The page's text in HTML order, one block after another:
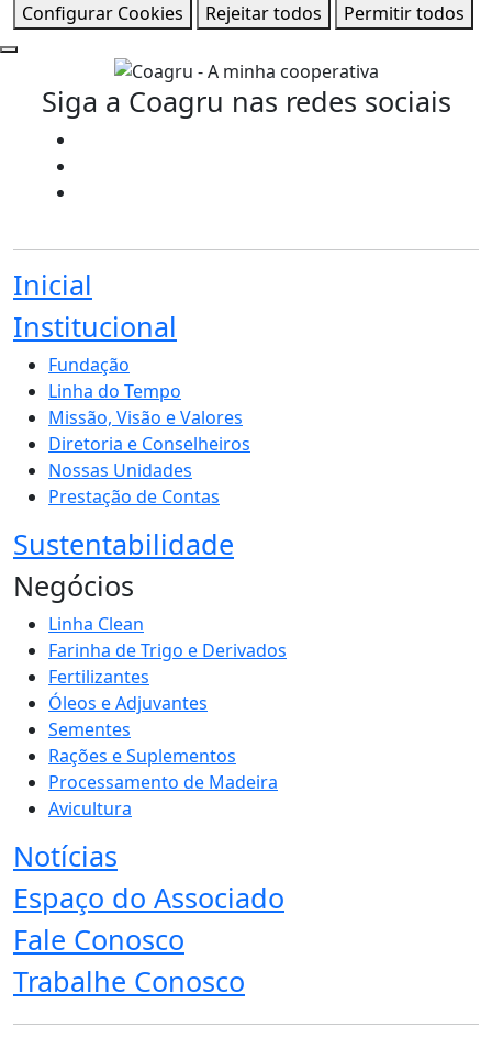
Configurar Cookies
Rejeitar todos Permitir todos
Siga a Coagru nas redes sociais
Inicial
Institucional
Fundação
Linha do Tempo
Missão, Visão e Valores
Diretoria e Conselheiros
Nossas Unidades
Prestação de Contas
Sustentabilidade
Negócios
Linha Clean
Farinha de Trigo e Derivados
Fertilizantes
Óleos e Adjuvantes
Sementes
Rações e Suplementos
Processamento de Madeira
Avicultura
Notícias
Espaço do Associado
Fale Conosco
Trabalhe Conosco